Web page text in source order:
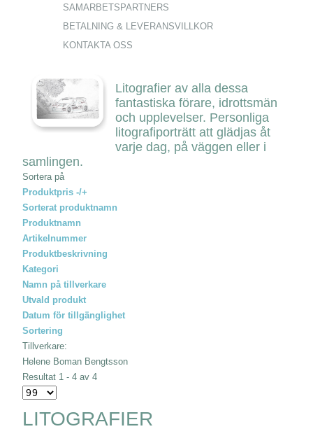
SAMARBETSPARTNERS
BETALNING & LEVERANSVILLKOR
KONTAKTA OSS
Litografier av alla dessa
fantastiska förare, idrottsmän
och upplevelser. Personliga
litografiporträtt att glädjas åt
varje dag, på väggen eller i
samlingen.
Sortera på
Produktpris -/+
Sorterat produktnamn
Produktnamn
Artikelnummer
Produktbeskrivning
Kategori
Namn på tillverkare
Utvald produkt
Datum för tillgänglighet
Sortering
Tillverkare:
Helene Boman Bengtsson
Resultat 1 - 4 av 4
LITOGRAFIER